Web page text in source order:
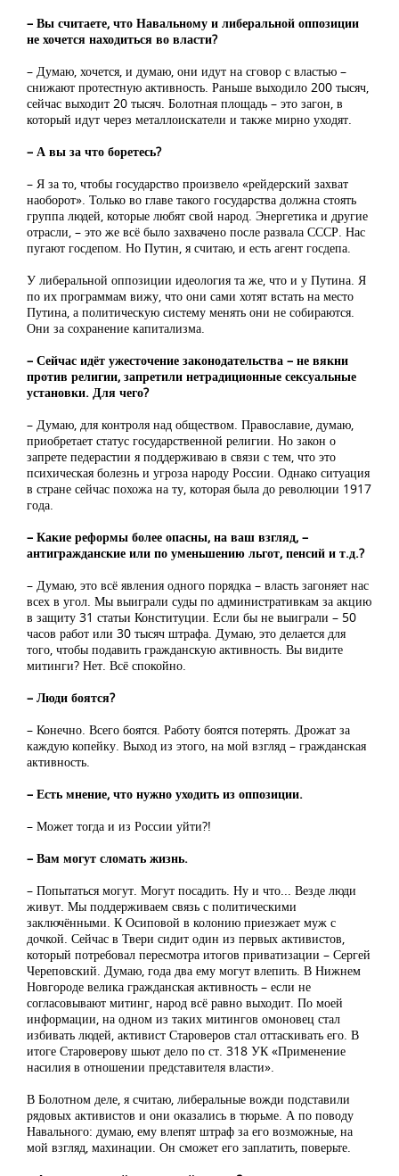
– Вы считаете, что Навальному и либеральной оппозиции
не хочется находиться во власти?
– Думаю, хочется, и думаю, они идут на сговор с властью –
снижают протестную активность. Раньше выходило 200 тысяч,
сейчас выходит 20 тысяч. Болотная площадь – это загон, в
который идут через металлоискатели и также мирно уходят.
– А вы за что боретесь?
– Я за то, чтобы государство произвело «рейдерский захват
наоборот». Только во главе такого государства должна стоять
группа людей, которые любят свой народ. Энергетика и другие
отрасли, – это же всё было захвачено после развала СССР. Нас
пугают госдепом. Но Путин, я считаю, и есть агент госдепа.
У либеральной оппозиции идеология та же, что и у Путина. Я
по их программам вижу, что они сами хотят встать на место
Путина, а политическую систему менять они не собираются.
Они за сохранение капитализма.
– Сейчас идёт ужесточение законодательства – не вякни
против религии, запретили нетрадиционные сексуальные
установки. Для чего?
– Думаю, для контроля над обществом. Православие, думаю,
приобретает статус государственной религии. Но закон о
запрете педерастии я поддерживаю в связи с тем, что это
психическая болезнь и угроза народу России. Однако ситуация
в стране сейчас похожа на ту, которая была до революции 1917
года.
– Какие реформы более опасны, на ваш взгляд, –
антигражданские или по уменьшению льгот, пенсий и т.д.?
– Думаю, это всё явления одного порядка – власть загоняет нас
всех в угол. Мы выиграли суды по административкам за акцию
в защиту 31 статьи Конституции. Если бы не выиграли – 50
часов работ или 30 тысяч штрафа. Думаю, это делается для
того, чтобы подавить гражданскую активность. Вы видите
митинги? Нет. Всё спокойно.
– Люди боятся?
– Конечно. Всего боятся. Работу боятся потерять. Дрожат за
каждую копейку. Выход из этого, на мой взгляд – гражданская
активность.
– Есть мнение, что нужно уходить из оппозиции.
– Может тогда и из России уйти?!
– Вам могут сломать жизнь.
– Попытаться могут. Могут посадить. Ну и что... Везде люди
живут. Мы поддерживаем связь с политическими
заключёнными. К Осиповой в колонию приезжает муж с
дочкой. Сейчас в Твери сидит один из первых активистов,
который потребовал пересмотра итогов приватизации – Сергей
Череповский. Думаю, года два ему могут влепить. В Нижнем
Новгороде велика гражданская активность – если не
согласовывают митинг, народ всё равно выходит. По моей
информации, на одном из таких митингов омоновец стал
избивать людей, активист Староверов стал оттаскивать его. В
итоге Староверову шьют дело по ст. 318 УК «Применение
насилия в отношении представителя власти».
В Болотном деле, я считаю, либеральные вожди подставили
рядовых активистов и они оказались в тюрьме. А по поводу
Навального: думаю, ему влепят штраф за его возможные, на
мой взгляд, махинации. Он сможет его заплатить, поверьте.